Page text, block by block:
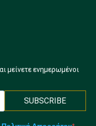
μείνετε ενημερωμένοι
SUBSCRIBE